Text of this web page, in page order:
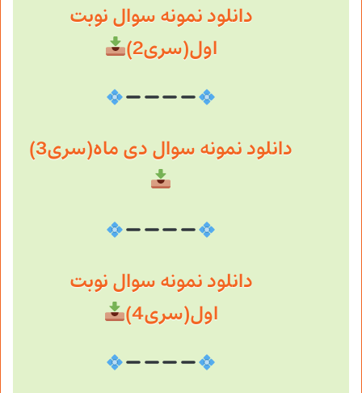
دانلود نمونه سوال نوبت
اول(سری2)
دانلود نمونه سوال دی ماه(سری3)
دانلود نمونه سوال نوبت
اول(سری4)